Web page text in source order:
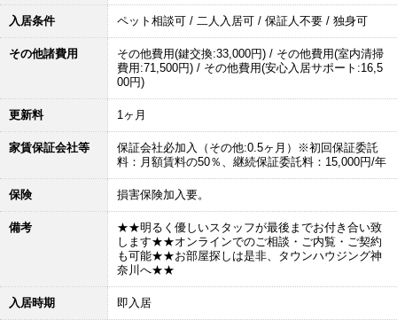
入居条件 ペット相談可 / 二人入居可 / 保証人不要 / 独身可
その他諸費用
その他費用(鍵交換:33,000円) / その他費用(室内清掃
費用:71,500円) / その他費用(安心入居サポート:16,5
00円)
更新料 1ヶ月
家賃保証会社等
保証会社必加入（その他:0.5ヶ月）※初回保証委託
料：月額賃料の50％、継続保証委託料：15,000円/年
保険 損害保険加入要。
備考
★★明るく優しいスタッフが最後までお付き合い致
します★★オンラインでのご相談・ご内覧・ご契約
も可能★★お部屋探しは是非、タウンハウジング神
奈川へ★★
入居時期 即入居